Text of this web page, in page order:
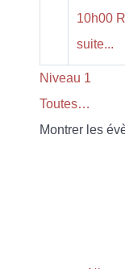
10h00
suite...
Niveau 1
Toutes…
Montrer les